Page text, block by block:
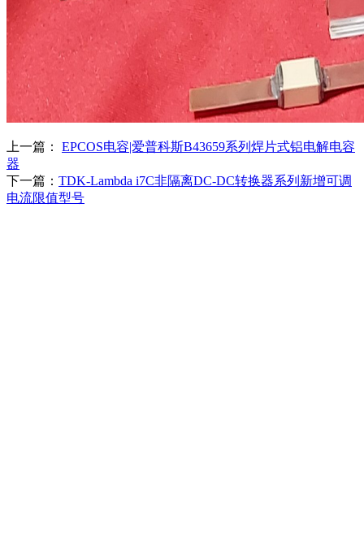
上一篇： EPCOS电容|爱普科斯B43659系列焊片式铝电解电容
器
下一篇： TDK-Lambda i7C非隔离DC-DC转换器系列新增可调
电流限值型号